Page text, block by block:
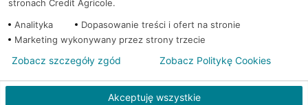
© 2026 Credit Agricole Bank Polska S.A. Wszelkie prawa zastrzeżone
stronach Credit Agricole.
Analityka
Dopasowanie treści i ofert na stronie
Marketing wykonywany przez strony trzecie
Akceptuję wszystkie
Zobacz szczegóły zgód Zobacz Politykę Cookies